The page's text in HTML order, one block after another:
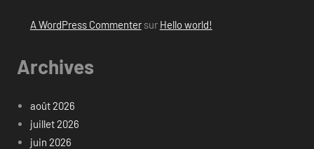
A WordPress Commentersur Hello world!
Archives
août 2026
juillet 2026
juin 2026